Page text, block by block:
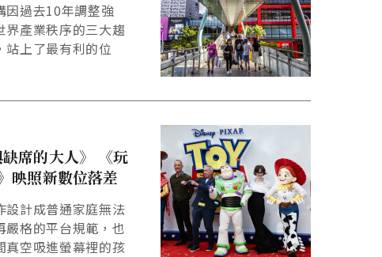
因過去10年調整強
界產業秩序的三大趨
站上了最有利的位
席的大人》 《玩
映照新數位落差
設計成普通家庭無法
嚴格的平台規範，也
真空吸進螢幕裡的孩